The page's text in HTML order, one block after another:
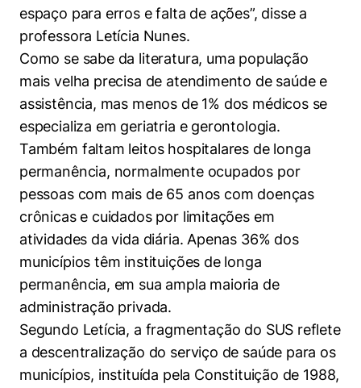
espaço para erros e falta de ações”, disse a
professora Letícia Nunes.
Como se sabe da literatura, uma população
mais velha precisa de atendimento de saúde e
assistência, mas menos de 1% dos médicos se
especializa em geriatria e gerontologia.
Também faltam leitos hospitalares de longa
permanência, normalmente ocupados por
pessoas com mais de 65 anos com doenças
crônicas e cuidados por limitações em
atividades da vida diária. Apenas 36% dos
municípios têm instituições de longa
permanência, em sua ampla maioria de
administração privada.
Segundo Letícia, a fragmentação do SUS reflete
a descentralização do serviço de saúde para os
municípios, instituída pela Constituição de 1988,